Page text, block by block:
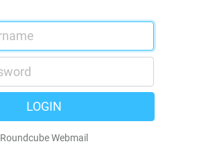
LOGIN
Roundcube Webmail